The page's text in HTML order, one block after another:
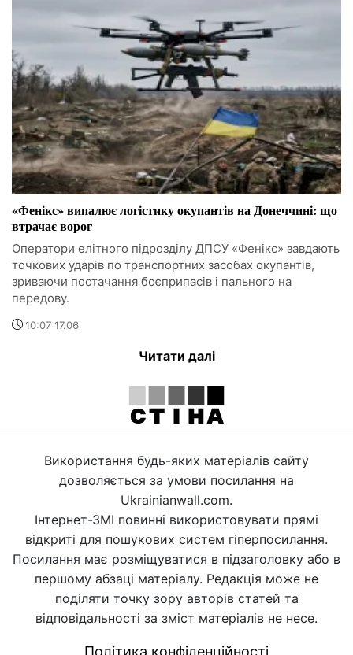
«Фенікс» випалює логістику окупантів на Донеччині: що
втрачає ворог
Оператори елітного підрозділу ДПСУ «Фенікс» завдають
точкових ударів по транспортних засобах окупантів,
зриваючи постачання боєприпасів і пального на
передову.
10:07 17.06
Читати далі
Використання будь-яких матеріалів сайту
дозволяється за умови посилання на
Ukrainianwall.com.
Інтернет-ЗМІ повинні використовувати прямі
відкриті для пошукових систем гіперпосилання.
Посилання має розміщуватися в підзаголовку або в
першому абзаці матеріалу. Редакція може не
поділяти точку зору авторів статей та
відповідальності за зміст матеріалів не несе.
Політика конфіденційності